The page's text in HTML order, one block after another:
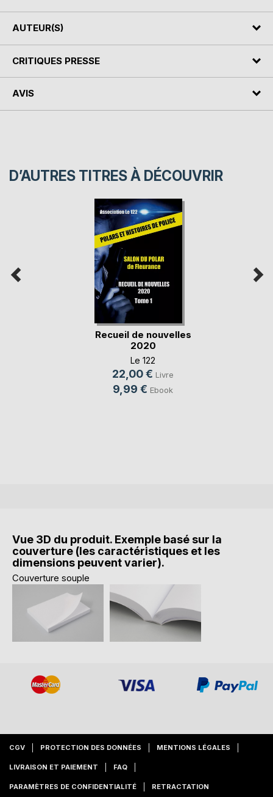
AUTEUR(S)
CRITIQUES PRESSE
AVIS
D’AUTRES TITRES À DÉCOUVRIR
Recueil de nouvelles
2020
Le 122
22,00 € Livre
9,99 € Ebook
Vue 3D du produit. Exemple basé sur la
couverture (les caractéristiques et les
dimensions peuvent varier).
Couverture souple
CGV PROTECTION DES DONNÉES MENTIONS LÉGALES
LIVRAISON ET PAIEMENT FAQ
PARAMÈTRES DE CONFIDENTIALITÉ RETRACTATION